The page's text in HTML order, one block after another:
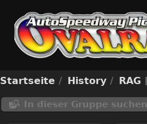
Startseite / History / RAG
In dieser Gruppe suchen